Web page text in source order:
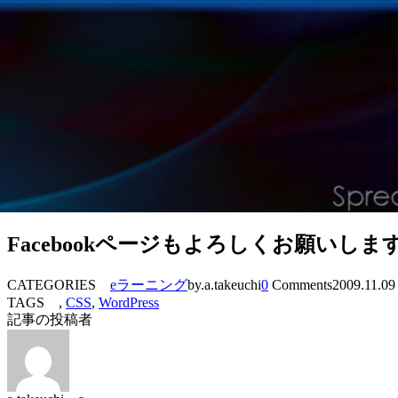
Facebookページもよろしくお願いしま
CATEGORIES eラーニングby.a.takeuchi0 Comments2009.11.09
TAGS , CSS, WordPress
記事の投稿者